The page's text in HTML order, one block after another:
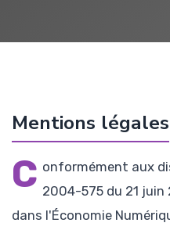
Mentions légales
C onformément aux
2004-575 du 21 juin
dans l'Économie